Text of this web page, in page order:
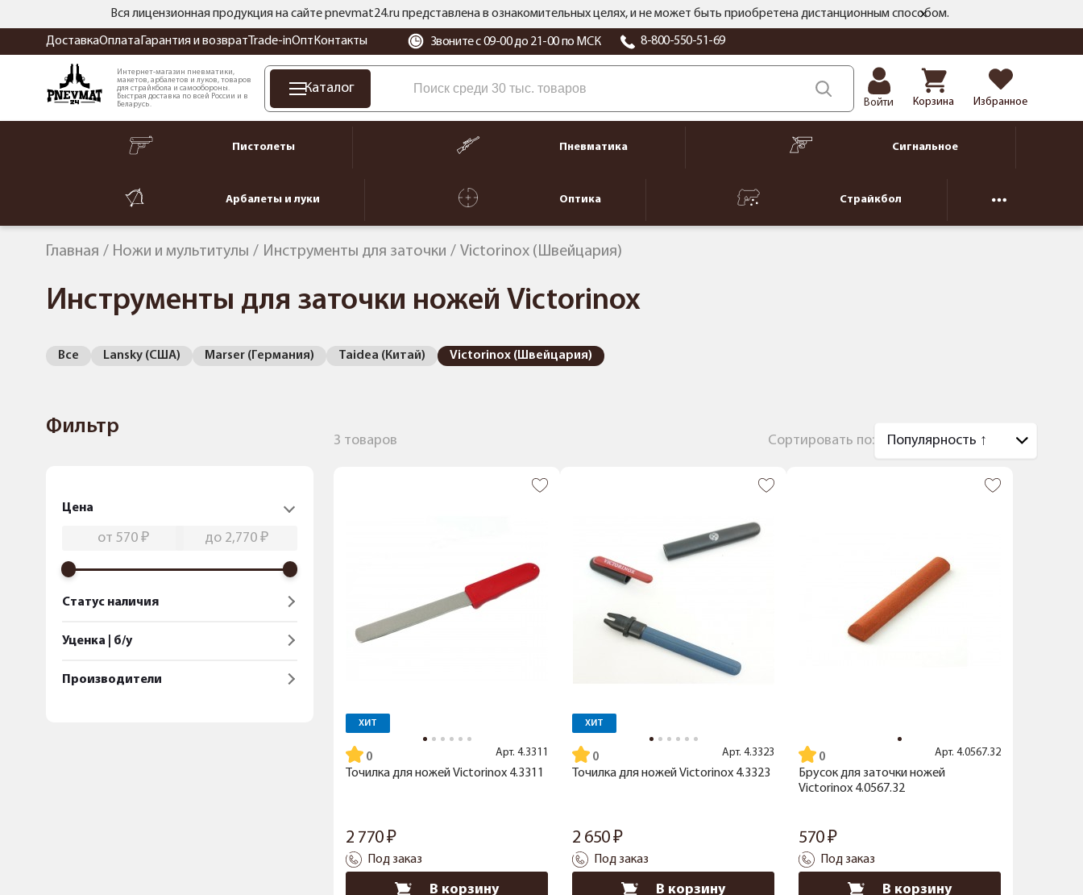
Вся лицензионная продукция на сайте pnevmat24.ru представлена в ознакомительных целях, и не может быть приобретена дистанционным способом.
ДоставкаОплата Гарантия и возврат Trade-inОпт Контакты Звоните с 09-00 до 21-00 по МСК 8-800-550-51-69
Интернет-магазин пневматики,
макетов, арбалетов и луков, товаров
для страйкбола и самообороны.
Быстрая доставка по всей России и в
Беларусь.
Каталог
Войти Корзина Избранное
Пистолеты Пневматика Сигнальное
Арбалеты и луки Оптика Страйкбол
Главная Ножи и мультитулы Инструменты для заточки Victorinox (Швейцария)
Инструменты для заточки ножей Victorinox
Все Lansky (США) Marser (Германия) Taidea (Китай) Victorinox (Швейцария)
Фильтр
Цена
Статус наличия
Уценка | б/у
Производители
3 товаров Сортировать по:
ХИТ
Арт. 4.3311
Точилка для ножей Victorinox 4.3311
2 770
Под заказ
В корзину
ХИТ
Арт. 4.3323
Точилка для ножей Victorinox 4.3323
2 650
Под заказ
В корзину
Арт. 4.0567.32
Брусок для заточки ножей
Victorinox 4.0567.32
570
Под заказ
В корзину